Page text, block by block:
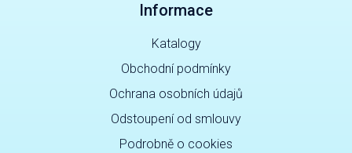
Informace
Katalogy
Obchodní podmínky
Ochrana osobních údajů
Odstoupení od smlouvy
Podrobně o cookies